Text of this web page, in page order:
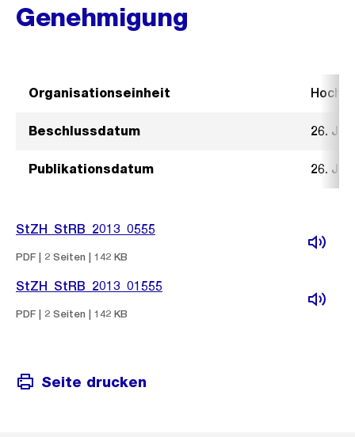
Genehmigung
Organisationseinheit
Beschlussdatum 26.
Publikationsdatum 26.
StZH_StRB_2013_0555
PDF | 2 Seiten | 142 KB
StZH_StRB_2013_01555
PDF | 2 Seiten | 142 KB
Seite drucken